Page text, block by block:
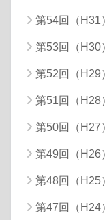
第54回（H31）
第53回（H30）
第52回（H29）
第51回（H28）
第50回（H27）
第49回（H26）
第48回（H25）
第47回（H24）